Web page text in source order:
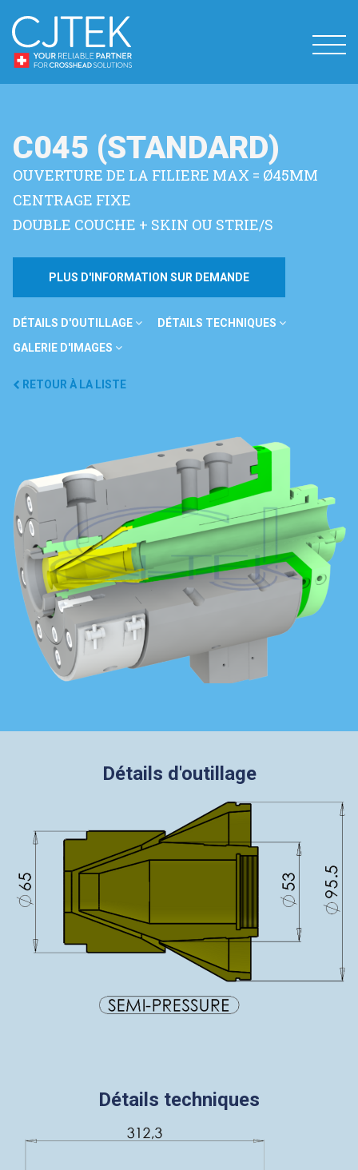
C045 (STANDARD)
OUVERTURE DE LA FILIERE MAX = Ø45MM
CENTRAGE FIXE
DOUBLE COUCHE + SKIN OU STRIE/S
PLUS D'INFORMATION SUR DEMANDE
DÉTAILS D'OUTILLAGE
DÉTAILS TECHNIQUES
GALERIE D'IMAGES
RETOUR À LA LISTE
Détails d'outillage
Détails techniques